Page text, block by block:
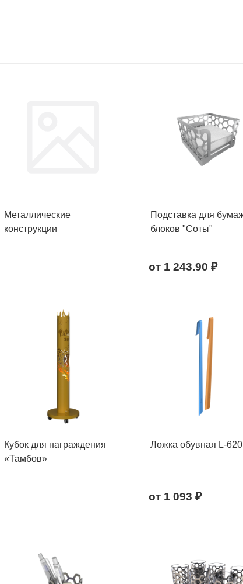
Металлические
конструкции
Подставка для
блоков "Соты"
от 1 243.90 ₽
Кубок для награждения
«Тамбов»
Ложка обувная L-620
от 1 093 ₽